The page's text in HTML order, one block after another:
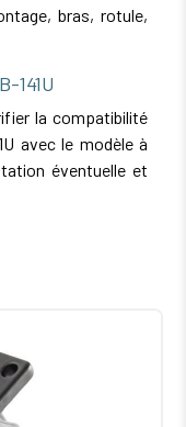
bras, rotule,
141U
la compatibilité
avec le modèle à
éventuelle et